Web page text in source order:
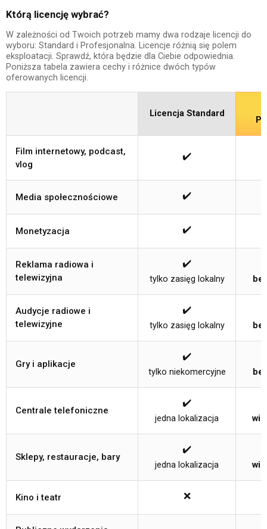
Którą licencję wybrać?
W zależności od Twoich potrzeb mamy dwa rodzaje licencji do
wyboru: Standard i Profesjonalna. Licencje różnią się polem
eksploatacji. Sprawdź, która będzie dla Ciebie odpowiednia.
Poniższa tabela zawiera cechy i różnice dwóch typów
oferowanych licencji.
Licencja Standard
Film internetowy, podcast,
vlog
✔️
Media społecznościowe ✔️
Monetyzacja ✔️
Reklama radiowa i
telewizyjna
✔️
tylko zasięg lokalny
Audycje radiowe i
telewizyjne
✔️
tylko zasięg lokalny
Gry i aplikacje
✔️
tylko niekomercyjne
Centrale telefoniczne
✔️
jedna lokalizacja
Sklepy, restauracje, bary
✔️
jedna lokalizacja
Kino i teatr ❌